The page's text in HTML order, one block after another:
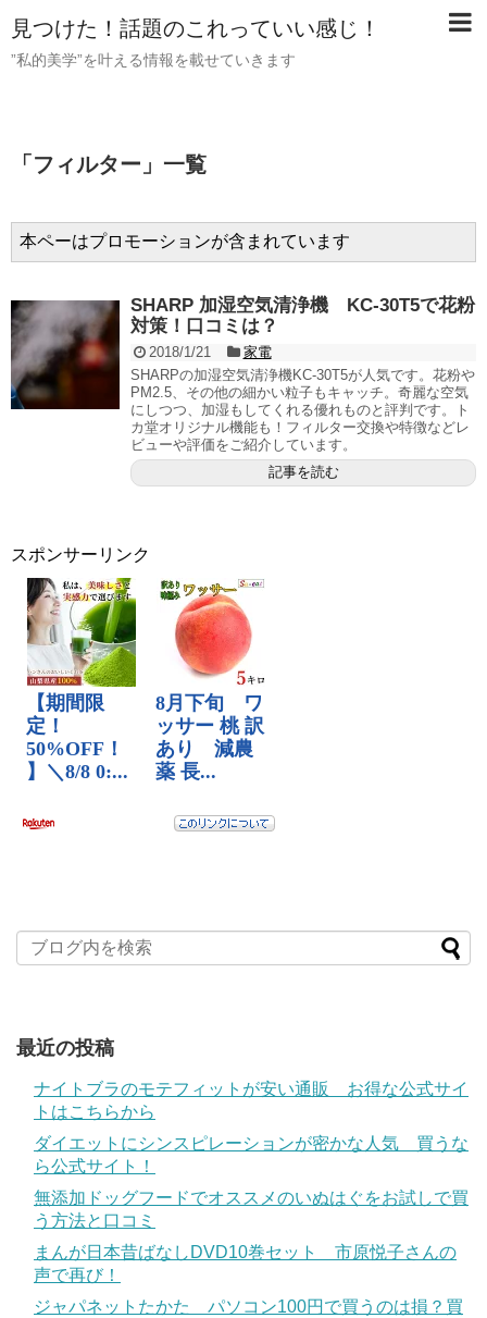
見つけた！話題のこれっていい感じ！
”私的美学”を叶える情報を載せていきます
「 フィルター 」 一覧
本ペーはプロモーションが含まれています
SHARP 加湿空気清浄機 KC-30T5で花粉
対策！口コミは？
2018/1/21
家電
SHARPの加湿空気清浄機KC-30T5が人気です。花粉や
PM2.5、その他の細かい粒子もキャッチ。奇麗な空気
にしつつ、加湿もしてくれる優れものと評判です。ト
カ堂オリジナル機能も！フィルター交換や特徴などレ
ビューや評価をご紹介しています。
記事を読む
スポンサーリンク
最近の投稿
ナイトブラのモテフィットが安い通販 お得な公式サイ
トはこちらから
ダイエットにシンスピレーションが密かな人気 買うな
ら公式サイト！
無添加ドッグフードでオススメのいぬはぐをお試しで買
う方法と口コミ
まんが日本昔ばなしDVD10巻セット 市原悦子さんの
声で再び！
ジャパネットたかた パソコン100円で買うのは損？買